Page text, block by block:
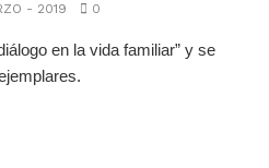
- 2019 0
en la vida familiar” y se